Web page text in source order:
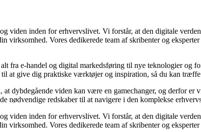
inden for erhvervslivet. Vi forstår, at den digitale
virksomhed. Vores dedikerede team af skribenter og
fra e-handel og digital markedsføring til nye teknologier og
at give dig praktiske værktøjer og inspiration, så du kan
dybdegående viden kan være en gamechanger, og derfor
redskaber til at navigere i den komplekse
inden for erhvervslivet. Vi forstår, at den digitale
virksomhed. Vores dedikerede team af skribenter og